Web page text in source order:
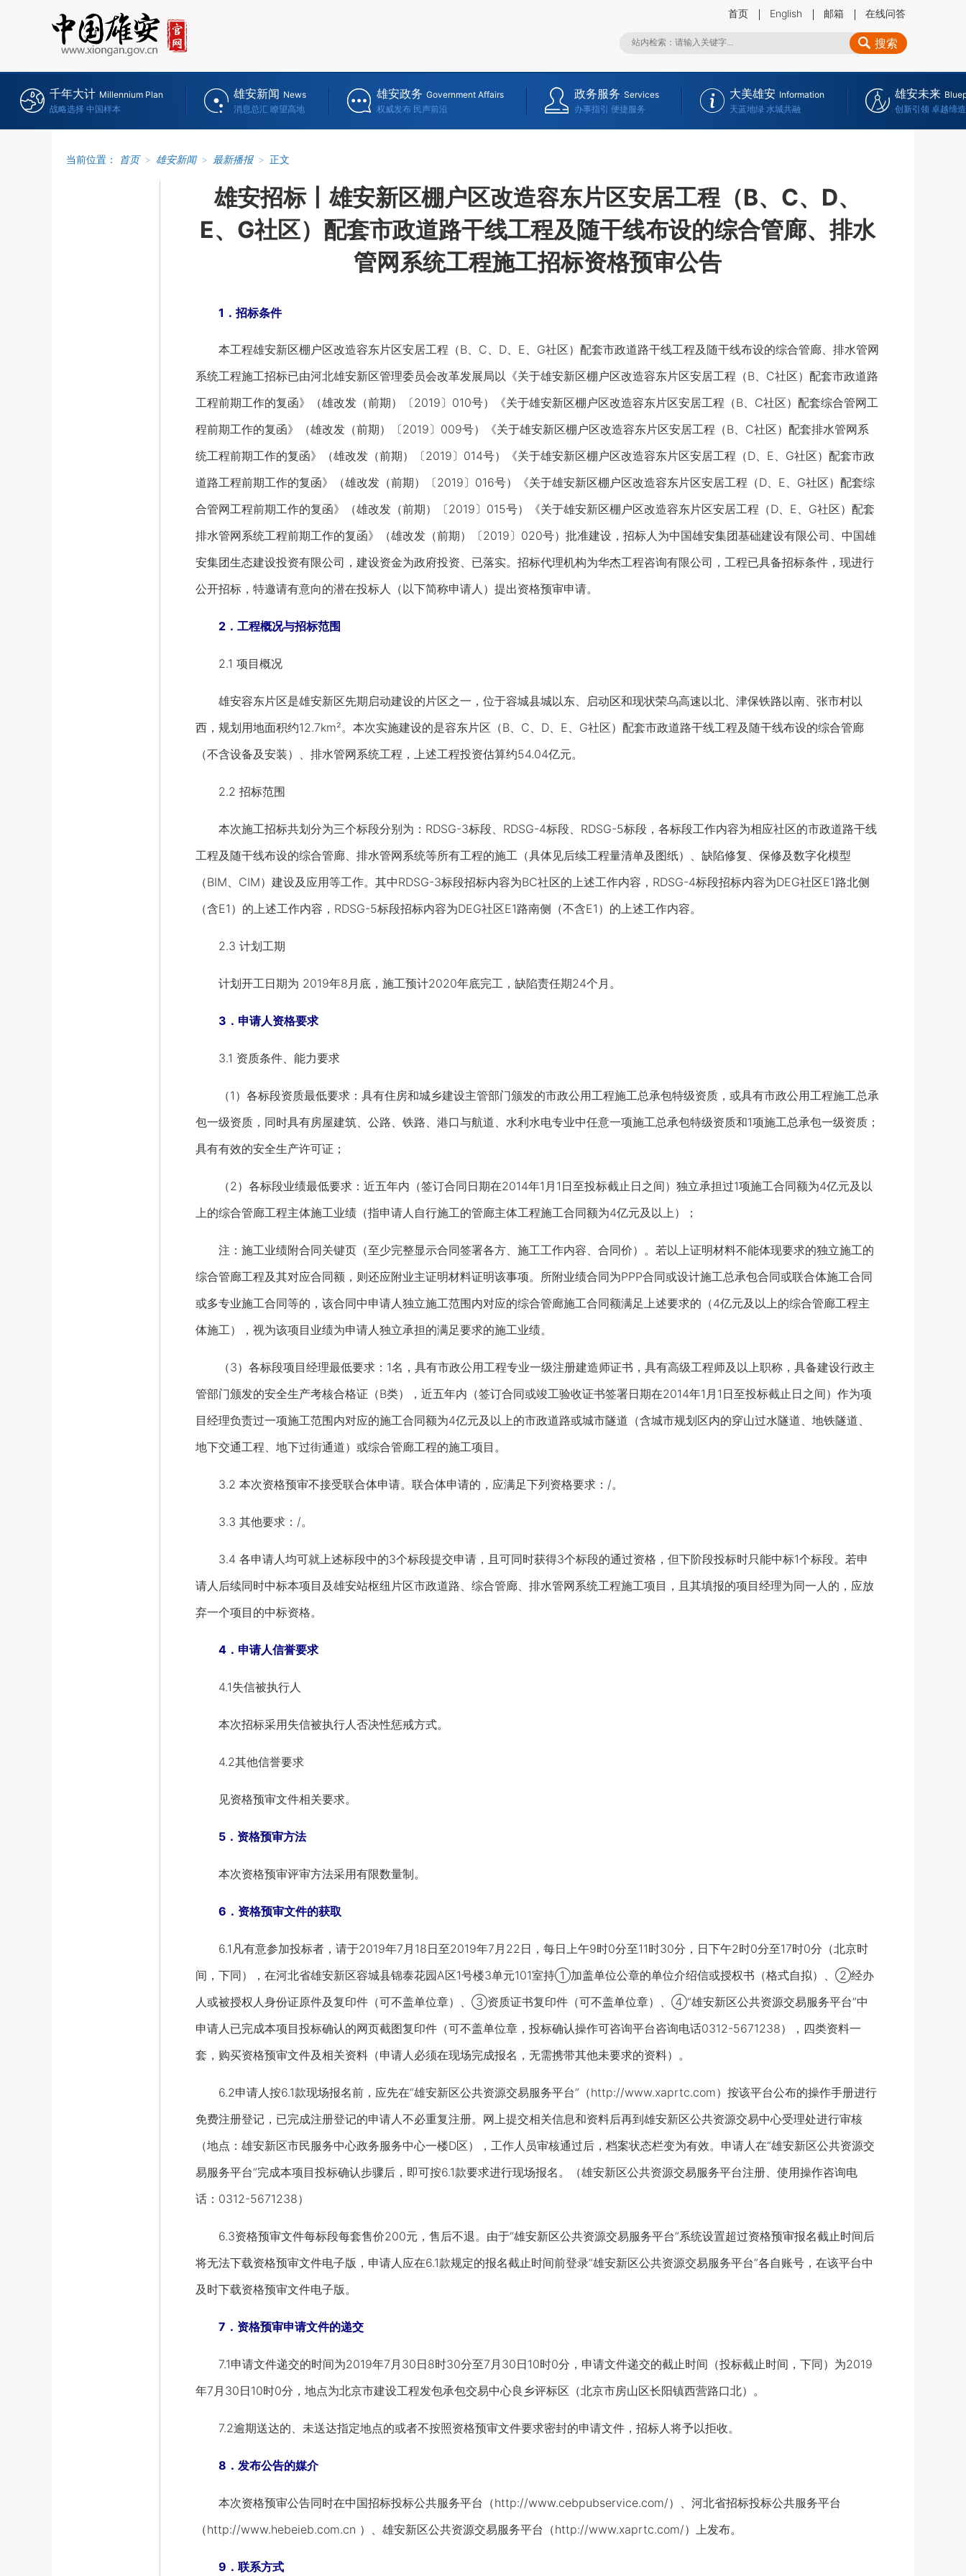
首页 English 邮箱 在线问答
搜索
千年大计 Millennium Plan
战略选择 中国样本
雄安新闻 News
消息总汇 瞭望高地
雄安政务 Government Affairs
权威发布 民声前沿
政务服务 Services
办事指引 便捷服务
大美雄安 Information
天蓝地绿 水城共融
雄安未来
创新引领 卓越缔造
当前位置： 首页 > 雄安新闻 > 最新播报 > 正文
雄安招标丨雄安新区棚户区改造容东片区安居工程（B、C、D、
E、G社区）配套市政道路干线工程及随干线布设的综合管廊、排水
管网系统工程施工招标资格预审公告
1．招标条件
本工程雄安新区棚户区改造容东片区安居工程（B、C、D、E、G社区）配套市政道路干线工程及随干线布设的综合管廊、排水管网
系统工程施工招标已由河北雄安新区管理委员会改革发展局以《关于雄安新区棚户区改造容东片区安居工程（B、C社区）配套市政道路
工程前期工作的复函》（雄改发（前期）〔2019〕010号）《关于雄安新区棚户区改造容东片区安居工程（B、C社区）配套综合管网工
程前期工作的复函》（雄改发（前期）〔2019〕009号）《关于雄安新区棚户区改造容东片区安居工程（B、C社区）配套排水管网系
统工程前期工作的复函》（雄改发（前期）〔2019〕014号）《关于雄安新区棚户区改造容东片区安居工程（D、E、G社区）配套市政
道路工程前期工作的复函》（雄改发（前期）〔2019〕016号）《关于雄安新区棚户区改造容东片区安居工程（D、E、G社区）配套综
合管网工程前期工作的复函》（雄改发（前期）〔2019〕015号）《关于雄安新区棚户区改造容东片区安居工程（D、E、G社区）配套
排水管网系统工程前期工作的复函》（雄改发（前期）〔2019〕020号）批准建设，招标人为中国雄安集团基础建设有限公司、中国雄
安集团生态建设投资有限公司，建设资金为政府投资、已落实。招标代理机构为华杰工程咨询有限公司，工程已具备招标条件，现进行
公开招标，特邀请有意向的潜在投标人（以下简称申请人）提出资格预审申请。
2．工程概况与招标范围
2.1 项目概况
雄安容东片区是雄安新区先期启动建设的片区之一，位于容城县城以东、启动区和现状荣乌高速以北、津保铁路以南、张市村以
西，规划用地面积约12.7km²。本次实施建设的是容东片区（B、C、D、E、G社区）配套市政道路干线工程及随干线布设的综合管廊
（不含设备及安装）、排水管网系统工程，上述工程投资估算约54.04亿元。
2.2 招标范围
本次施工招标共划分为三个标段分别为：RDSG-3标段、RDSG-4标段、RDSG-5标段，各标段工作内容为相应社区的市政道路干线
工程及随干线布设的综合管廊、排水管网系统等所有工程的施工（具体见后续工程量清单及图纸）、缺陷修复、保修及数字化模型
（BIM、CIM）建设及应用等工作。其中RDSG-3标段招标内容为BC社区的上述工作内容，RDSG-4标段招标内容为DEG社区E1路北侧
（含E1）的上述工作内容，RDSG-5标段招标内容为DEG社区E1路南侧（不含E1）的上述工作内容。
2.3 计划工期
计划开工日期为 2019年8月底，施工预计2020年底完工，缺陷责任期24个月。
3．申请人资格要求
3.1 资质条件、能力要求
（1）各标段资质最低要求：具有住房和城乡建设主管部门颁发的市政公用工程施工总承包特级资质，或具有市政公用工程施工总承
包一级资质，同时具有房屋建筑、公路、铁路、港口与航道、水利水电专业中任意一项施工总承包特级资质和1项施工总承包一级资质；
具有有效的安全生产许可证；
（2）各标段业绩最低要求：近五年内（签订合同日期在2014年1月1日至投标截止日之间）独立承担过1项施工合同额为4亿元及以
上的综合管廊工程主体施工业绩（指申请人自行施工的管廊主体工程施工合同额为4亿元及以上）；
注：施工业绩附合同关键页（至少完整显示合同签署各方、施工工作内容、合同价）。若以上证明材料不能体现要求的独立施工的
综合管廊工程及其对应合同额，则还应附业主证明材料证明该事项。所附业绩合同为PPP合同或设计施工总承包合同或联合体施工合同
或多专业施工合同等的，该合同中申请人独立施工范围内对应的综合管廊施工合同额满足上述要求的（4亿元及以上的综合管廊工程主
体施工），视为该项目业绩为申请人独立承担的满足要求的施工业绩。
（3）各标段项目经理最低要求：1名，具有市政公用工程专业一级注册建造师证书，具有高级工程师及以上职称，具备建设行政主
管部门颁发的安全生产考核合格证（B类），近五年内（签订合同或竣工验收证书签署日期在2014年1月1日至投标截止日之间）作为项
目经理负责过一项施工范围内对应的施工合同额为4亿元及以上的市政道路或城市隧道（含城市规划区内的穿山过水隧道、地铁隧道、
地下交通工程、地下过街通道）或综合管廊工程的施工项目。
3.2 本次资格预审不接受联合体申请。联合体申请的，应满足下列资格要求：/。
3.3 其他要求：/。
3.4 各申请人均可就上述标段中的3个标段提交申请，且可同时获得3个标段的通过资格，但下阶段投标时只能中标1个标段。若申
请人后续同时中标本项目及雄安站枢纽片区市政道路、综合管廊、排水管网系统工程施工项目，且其填报的项目经理为同一人的，应放
弃一个项目的中标资格。
4．申请人信誉要求
4.1失信被执行人
本次招标采用失信被执行人否决性惩戒方式。
4.2其他信誉要求
见资格预审文件相关要求。
5．资格预审方法
本次资格预审评审方法采用有限数量制。
6．资格预审文件的获取
6.1凡有意参加投标者，请于2019年7月18日至2019年7月22日，每日上午9时0分至11时30分，日下午2时0分至17时0分（北京时
间，下同），在河北省雄安新区容城县锦泰花园A区1号楼3单元101室持①加盖单位公章的单位介绍信或授权书（格式自拟）、②经办
人或被授权人身份证原件及复印件（可不盖单位章）、③资质证书复印件（可不盖单位章）、④“雄安新区公共资源交易服务平台”中
申请人已完成本项目投标确认的网页截图复印件（可不盖单位章，投标确认操作可咨询平台咨询电话0312-5671238），四类资料一
套，购买资格预审文件及相关资料（申请人必须在现场完成报名，无需携带其他未要求的资料）。
6.2申请人按6.1款现场报名前，应先在“雄安新区公共资源交易服务平台”（http://www.xaprtc.com）按该平台公布的操作手册进行
免费注册登记，已完成注册登记的申请人不必重复注册。网上提交相关信息和资料后再到雄安新区公共资源交易中心受理处进行审核
（地点：雄安新区市民服务中心政务服务中心一楼D区），工作人员审核通过后，档案状态栏变为有效。申请人在“雄安新区公共资源交
易服务平台”完成本项目投标确认步骤后，即可按6.1款要求进行现场报名。（雄安新区公共资源交易服务平台注册、使用操作咨询电
话：0312-5671238）
6.3资格预审文件每标段每套售价200元，售后不退。由于“雄安新区公共资源交易服务平台”系统设置超过资格预审报名截止时间后
将无法下载资格预审文件电子版，申请人应在6.1款规定的报名截止时间前登录“雄安新区公共资源交易服务平台”各自账号，在该平台中
及时下载资格预审文件电子版。
7．资格预审申请文件的递交
7.1申请文件递交的时间为2019年7月30日8时30分至7月30日10时0分，申请文件递交的截止时间（投标截止时间，下同）为2019
年7月30日10时0分，地点为北京市建设工程发包承包交易中心良乡评标区（北京市房山区长阳镇西营路口北）。
7.2逾期送达的、未送达指定地点的或者不按照资格预审文件要求密封的申请文件，招标人将予以拒收。
8．发布公告的媒介
本次资格预审公告同时在中国招标投标公共服务平台（http://www.cebpubservice.com/）、河北省招标投标公共服务平台
（http://www.hebeieb.com.cn ）、雄安新区公共资源交易服务平台（http://www.xaprtc.com/）上发布。
9．联系方式